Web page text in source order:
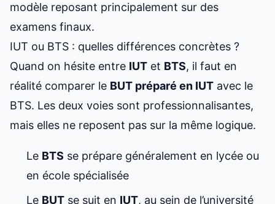
modèle reposant principalement sur des
examens finaux.
IUT ou BTS : quelles différences concrètes ?
Quand on hésite entre IUT et BTS, il faut en
réalité comparer le BUT préparé en IUT avec le
BTS. Les deux voies sont professionnalisantes,
mais elles ne reposent pas sur la même logique.
Le BTS se prépare généralement en lycée ou
en école spécialisée
Le BUT se suit en IUT, au sein de l’université